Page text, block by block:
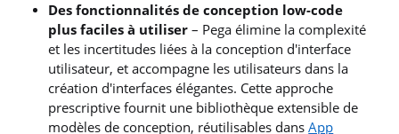
Des fonctionnalités de conception low-code
plus faciles à utiliser– Pega élimine la complexité
et les incertitudes liées à la conception d'interface
utilisateur, et accompagne les utilisateurs dans la
création d'interfaces élégantes. Cette approche
prescriptive fournit une bibliothèque extensible de
modèles de conception, réutilisables dansApp